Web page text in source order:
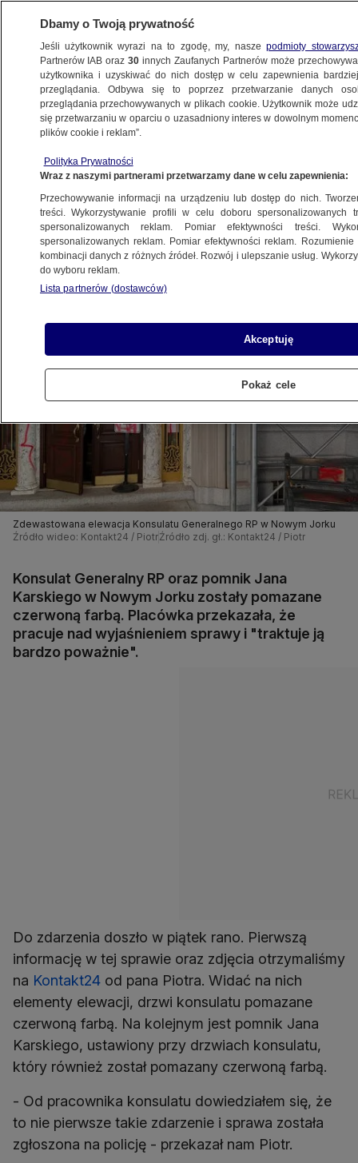
ŚWIAT
Jana Karskiego pomazane czerwoną farbą
Kamila Grenczyn
30.05.2026, 16:46
Posłuchaj artykułu
Czyta lektor AI
Zdewastowana elewacja Konsulatu Generalnego RP w Nowym Jorku
Źródło wideo: Kontakt24 / PiotrŹródło zdj. gł.: Kontakt24 / Piotr
Konsulat Generalny RP oraz pomnik Jana
Karskiego w Nowym Jorku zostały pomazane
czerwoną farbą. Placówka przekazała, że
pracuje nad wyjaśnieniem sprawy i "traktuje ją
bardzo poważnie".
Do zdarzenia doszło w piątek rano. Pierwszą
informację w tej sprawie oraz zdjęcia otrzymaliśmy
na Kontakt24 od pana Piotra. Widać na nich
elementy elewacji, drzwi konsulatu pomazane
czerwoną farbą. Na kolejnym jest pomnik Jana
Karskiego, ustawiony przy drzwiach konsulatu,
który również został pomazany czerwoną farbą.
- Od pracownika konsulatu dowiedziałem się, że
to nie pierwsze takie zdarzenie i sprawa została
zgłoszona na policję - przekazał nam Piotr.
Dbamy o Twoją prywatność
Jeśli użytkownik wyrazi na to zgodę, my, naszepodmioty
Partnerów IAB oraz30 innych Zaufanych Partnerów może
użytkownika i uzyskiwać do nich dostęp w celu zapewnienia
przeglądania. Odbywa się to poprzez przetwarzanie danych
przeglądania przechowywanych w plikach cookie. Użytkownik może
się przetwarzaniu w oparciu o uzasadniony interes w dowolnym
plików cookie i reklam”.
Polityka Prywatności
Wraz z naszymi partnerami przetwarzamy dane w celu zapewnienia:
Przechowywanie informacji na urządzeniu lub dostęp do nich.
treści. Wykorzystywanie profili w celu doboru spersonalizowanych
spersonalizowanych reklam. Pomiar efektywności treści.
spersonalizowanych reklam. Pomiar efektywności reklam.
kombinacji danych z różnych źródeł. Rozwój i ulepszanie usług.
do wyboru reklam.
Lista partnerów (dostawców)
Akceptuję
Pokaż cele